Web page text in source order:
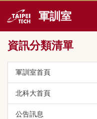
到
要
內
軍訓室
資訊分類清單
軍訓室首頁
北科大首頁
公告訊息